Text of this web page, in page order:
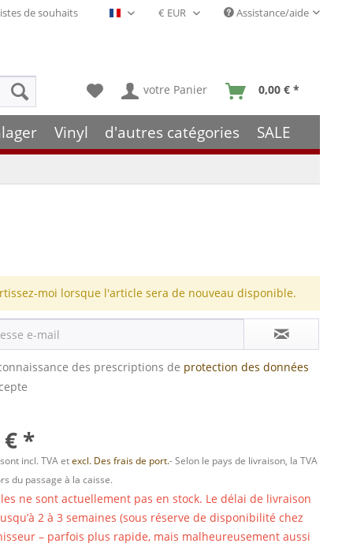
de souhaits Français- FR Assistance/aide
votre Panier 0,00 € *
Vinyl d'autres catégories SALE
moi lorsque l'article sera de nouveau disponible.
des prescriptions de protection des données
€ *
incl. TVA etexcl. Des frais de port.- Selon le pays de livraison, la TVA
du passage à la caisse.
ne sont actuellement pas en stock. Le délai de livraison
2 à 3 semaines (sous réserve de disponibilité chez
– parfois plus rapide, mais malheureusement aussi